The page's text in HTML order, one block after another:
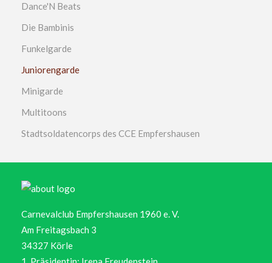
Dance'N Beats
Die Bambinis
Funkelgarde
Juniorengarde
Minigarde
Multitoons
Stadtsoldatencorps des CCE Empfershausen
Carnevalclub Empfershausen 1960 e. V.
Am Freitagsbach 3
34327 Körle